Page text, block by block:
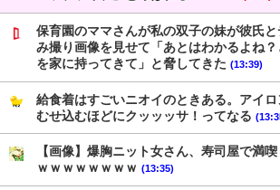
保育園のママさんが私の双子の妹が彼氏
み撮り画像を見せて「あとはわかるよね
を家に持ってきて」と脅してきた (13:39)
給食着はすごいニオイのときある。アイ
むせ込むほどにクッッッサ！ってなる
【画像】爆胸ニット女さん、寿司屋で満
ｗｗｗｗｗｗｗｗ (13:35)